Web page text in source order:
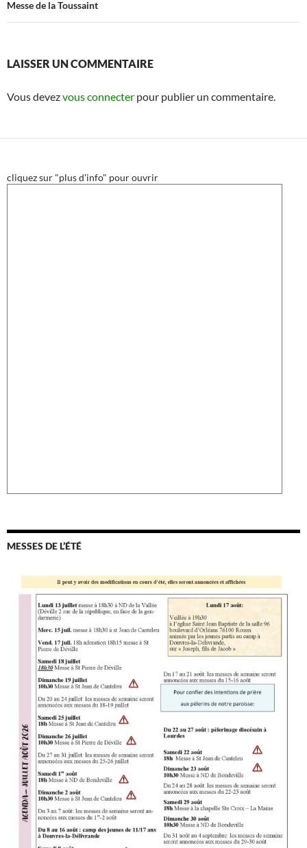
Messe de la Toussaint
LAISSER UN COMMENTAIRE
Vous devezvous connecter pour publier un commentaire.
cliquez sur "plus d'info" pour ouvrir
MESSES DE L’ÉTÉ